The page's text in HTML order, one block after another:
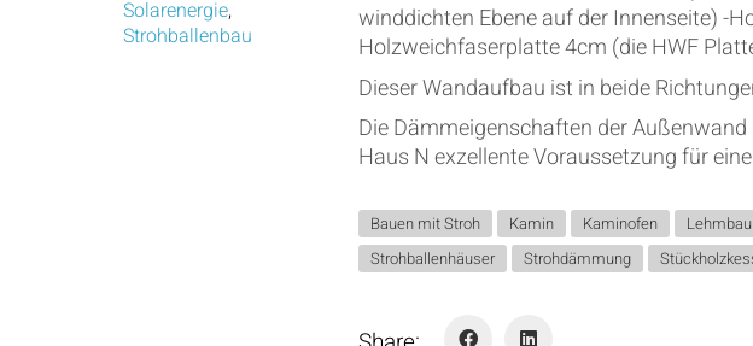
winddichten Ebene auf der Innenseite) -
Holzweichfaserplatte 4cm (die HWF
Dieser Wandaufbau ist in beide
Die Dämmeigenschaften der
Haus N exzellente Voraussetzung für
Bauen mit Stroh Kamin Kaminofen Lehmbau
Strohballenhäuser
Strohdämmung
Solarenergie,
Strohballenbau